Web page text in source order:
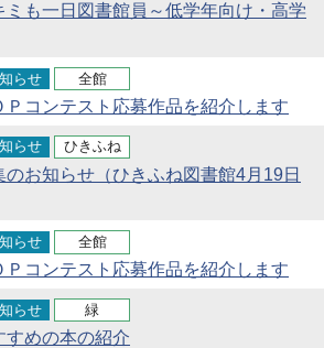
ミも一日図書館員～低学年向け・高学
らせ 全館
Ｐコンテスト応募作品を紹介します
らせ ひきふね
のお知らせ（ひきふね図書館4月19日
らせ 全館
Ｐコンテスト応募作品を紹介します
らせ 緑
すめの本の紹介